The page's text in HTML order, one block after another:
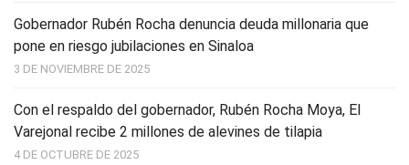
Gobernador Rubén Rocha denuncia deuda millonaria que
pone en riesgo jubilaciones en Sinaloa
3 DE NOVIEMBRE DE 2025
Con el respaldo del gobernador, Rubén Rocha Moya, El
Varejonal recibe 2 millones de alevines de tilapia
4 DE OCTUBRE DE 2025